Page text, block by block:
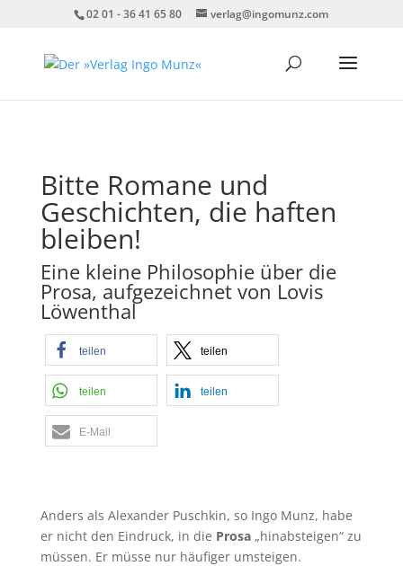
02 01 - 36 41 65 80 verlag@ingomunz.com
Bitte Romane und
Geschichten, die haften
bleiben!
Eine kleine Philosophie über die
Prosa, aufgezeichnet von Lovis
Löwenthal
teilen teilen
teilen teilen
E-Mail
Anders als Alexander Puschkin, so Ingo Munz, habe
er nicht den Eindruck, in die Prosa„hinabsteigen“ zu
müssen. Er müsse nur häufiger umsteigen.